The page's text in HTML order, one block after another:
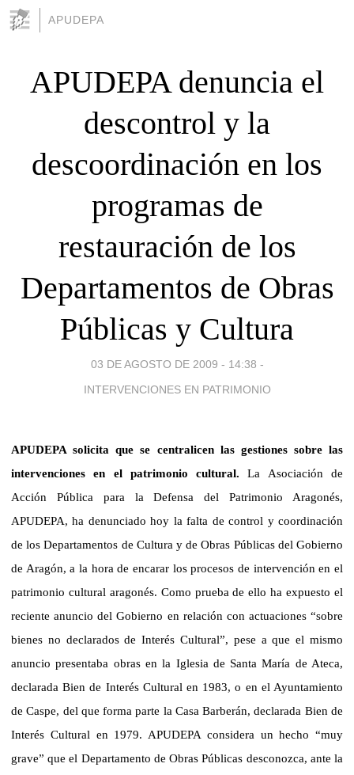
APUDEPA
APUDEPA denuncia el
descontrol y la
descoordinación en los
programas de
restauración de los
Departamentos de Obras
Públicas y Cultura
03 DE AGOSTO DE 2009 - 14:38 -
INTERVENCIONES EN PATRIMONIO
APUDEPA solicita que se centralicen las gestiones sobre las
intervenciones en el patrimonio cultural.La Asociación de
Acción Pública para la Defensa del Patrimonio Aragonés,
APUDEPA, ha denunciado hoy la falta de control y coordinación
de los Departamentos de Cultura y de Obras Públicas del Gobierno
de Aragón, a la hora de encarar los procesos de intervención en el
patrimonio cultural aragonés. Como prueba de ello ha expuesto el
reciente anuncio del Gobierno en relación con actuaciones “sobre
bienes no declarados de Interés Cultural”, pese a que el mismo
anuncio presentaba obras en la Iglesia de Santa María de Ateca,
declarada Bien de Interés Cultural en 1983, o en el Ayuntamiento
de Caspe, del que forma parte la Casa Barberán, declarada Bien de
Interés Cultural en 1979. APUDEPA considera un hecho “muy
grave” que el Departamento de Obras Públicas desconozca, ante la